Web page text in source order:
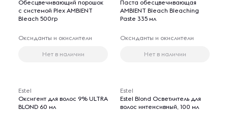
Обесцвечивающий порошок
с системой Plex AMBIENT
Bleach 500гр
Оксиданты и окислители
Нет в наличии
Паста обесцвечивающая
AMBIENT Bleach Bleaching
Paste 335 мл
Оксиданты и окислители
Нет в наличии
Estel
Оксигент для волос 9% ULTRA
BLOND 60 мл
Estel
Estel Blond Осветлитель для
волос интенсивный, 100 мл